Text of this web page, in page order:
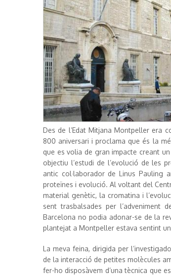
Des de l’Edat Mitjana Montpeller era
800 aniversari i proclama que és la
que es volia de gran impacte creant
objectiu l’estudi de l’evolució de les
antic col·laborador de Linus Pauling
proteïnes i evolució. Al voltant del
material genètic, la cromatina i
sent trasbalsades per
Barcelona no podia adonar-se de la
plantejat a Montpeller estava sentint
La meva feina, dirigida per
de la interacció de petites molècules
fer-ho disposàvem d’una tècnica que